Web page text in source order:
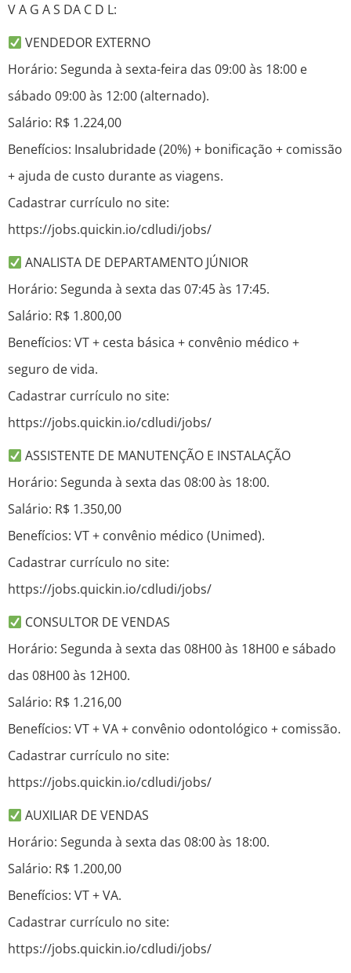
V A G A S DA C D L:
VENDEDOR EXTERNO
Horário: Segunda à sexta-feira das 09:00 às 18:00 e
sábado 09:00 às 12:00 (alternado).
Salário: R$ 1.224,00
Benefícios: Insalubridade (20%) + bonificação + comissão
+ ajuda de custo durante as viagens.
Cadastrar currículo no site:
https://jobs.quickin.io/cdludi/jobs/
ANALISTA DE DEPARTAMENTO JÚNIOR
Horário: Segunda à sexta das 07:45 às 17:45.
Salário: R$ 1.800,00
Benefícios: VT + cesta básica + convênio médico +
seguro de vida.
Cadastrar currículo no site:
https://jobs.quickin.io/cdludi/jobs/
ASSISTENTE DE MANUTENÇÃO E INSTALAÇÃO
Horário: Segunda à sexta das 08:00 às 18:00.
Salário: R$ 1.350,00
Benefícios: VT + convênio médico (Unimed).
Cadastrar currículo no site:
https://jobs.quickin.io/cdludi/jobs/
CONSULTOR DE VENDAS
Horário: Segunda à sexta das 08H00 às 18H00 e sábado
das 08H00 às 12H00.
Salário: R$ 1.216,00
Benefícios: VT + VA + convênio odontológico + comissão.
Cadastrar currículo no site:
https://jobs.quickin.io/cdludi/jobs/
AUXILIAR DE VENDAS
Horário: Segunda à sexta das 08:00 às 18:00.
Salário: R$ 1.200,00
Benefícios: VT + VA.
Cadastrar currículo no site:
https://jobs.quickin.io/cdludi/jobs/